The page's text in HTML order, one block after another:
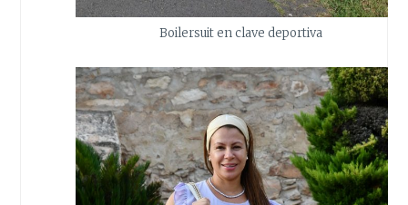
Boilersuit en clave deportiva